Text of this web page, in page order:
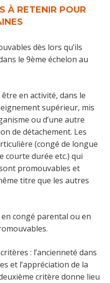
À RETENIR POUR
dès lors qu’ils
le 9ème échelon au
être en activité, dans le
supérieur, mis
ou d’une autre
de détachement. Les
(congé de longue
courte durée etc.) qui
promouvables et
titre que les autres
congé parental ou en
: l’ancienneté dans
et l’appréciation de la
critère donne lieu